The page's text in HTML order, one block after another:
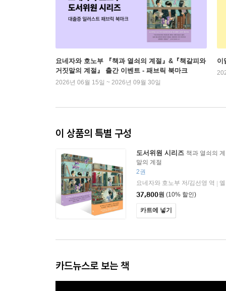
요네자와 호노부 『책과 열쇠의 계절』&『책갈피와
거짓말의 계절』 출간 이벤트 - 패브릭 북마크
2026년 06월 15일 ~ 2026년 09월 30일
이
이 상품의 특별 구성
도서위원 시리즈 책과 열쇠의
말의 계절
2권
요네자와 호노부 저/김선영 역
37,800원 (10% 할인)
카트에 넣기
카드뉴스로 보는 책